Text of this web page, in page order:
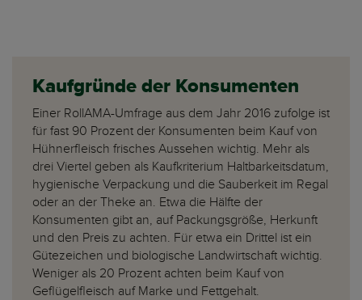
Kaufgründe der Konsumenten
Einer RollAMA-Umfrage aus dem Jahr 2016 zufolge ist
für fast 90 Prozent der Konsumenten beim Kauf von
Hühnerfleisch frisches Aussehen wichtig. Mehr als
drei Viertel geben als Kaufkriterium Haltbarkeitsdatum,
hygienische Verpackung und die Sauberkeit im Regal
oder an der Theke an. Etwa die Hälfte der
Konsumenten gibt an, auf Packungsgröße, Herkunft
und den Preis zu achten. Für etwa ein Drittel ist ein
Gütezeichen und biologische Landwirtschaft wichtig.
Weniger als 20 Prozent achten beim Kauf von
Geflügelfleisch auf Marke und Fettgehalt.